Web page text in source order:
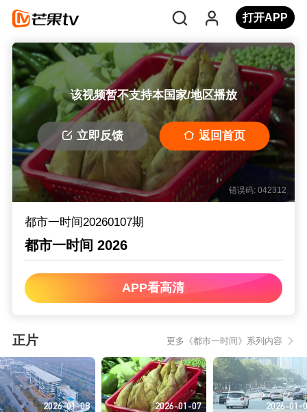
打开APP
该视频暂不支持本国家/地区播放
立即反馈 返回首页
错误码: 042312
都市一时间20260107期
都市一时间 2026
APP看高清
正片 更多《都市一时间》系列内容
2026-01-08 2026-01-07 2026-01-